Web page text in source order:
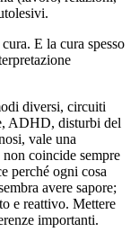
E la cura spesso
diversi, circuiti
ADHD, disturbi del
vale una
coincide sempre
perché ogni cosa
avere sapore;
e reattivo. Mettere
importanti.